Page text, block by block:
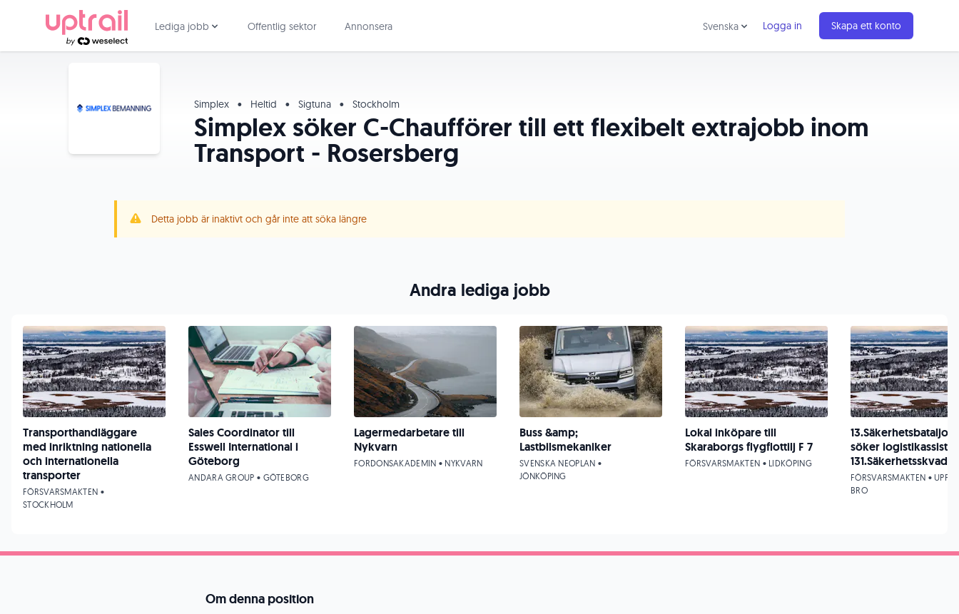
Lediga jobb Offentlig sektor Annonsera Svenska Logga in Skapa ett konto
Simplex • Heltid • Sigtuna • Stockholm
Simplex söker C-Chaufförer till ett flexibelt extrajobb inom
Transport - Rosersberg
Detta jobb är inaktivt och går inte att söka längre
Om denna position
Andra lediga jobb
Transporthandläggare
med inriktning nationella
och internationella
transporter
FÖRSVARSMAKTEN •
STOCKHOLM
Sales Coordinator till
Esswell International i
Göteborg
ANDARA GROUP • GÖTEBORG
Lagermedarbetare till
Nykvarn
FORDONSAKADEMIN • NYKVARN
Buss &amp;
Lastbilsmekaniker
SVENSKA NEOPLAN •
JÖNKÖPING
Lokal inköpare till
Skaraborgs flygflottilj F 7
FÖRSVARSMAKTEN • LIDKÖPING
13.Säkerhetsbataljon
söker
FÖRSVARSMAKTEN •
BRO